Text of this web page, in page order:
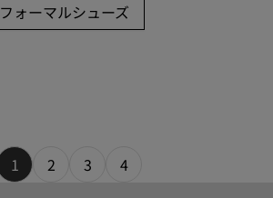
フォーマルシューズ
1 2 3 4